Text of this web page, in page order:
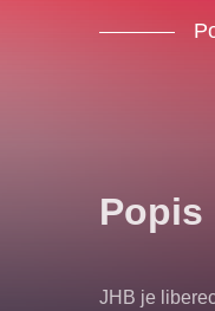
Popis
JHB je